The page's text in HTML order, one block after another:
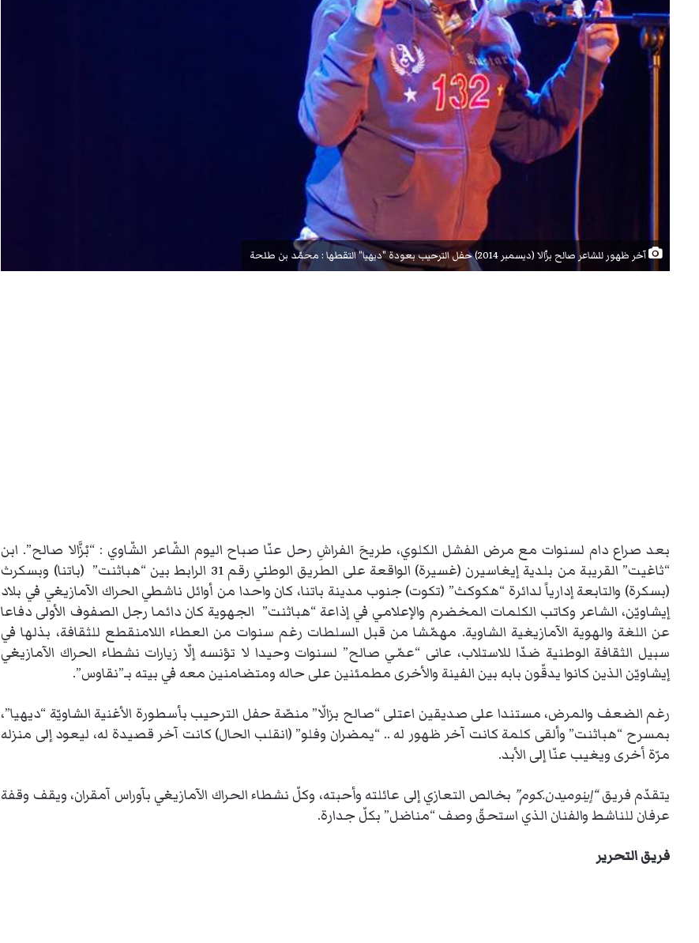
آخر ظهور للشاعر صالح بزّالا (ديسمبر 2014) حفل الترحيب بعودة "ديهيا" التقطها : محمّد بن طلحة
بعد صراع دام لسنوات مع مرض الفشل الكلوي، طريحَ الفراشِ رحل عنّا صباح اليوم الشّاعر الشّاوي : “بْزَّالا صالح”. ابن
“ثاغيت” القريبة من بلدية إيغاسيرن (غسيرة) الواقعة على الطريق الوطني رقم 31 الرابط بين “هباثنت” (باتنا) وبسكرث
(بسكرة) والتابعة إدارياً لدائرة “هكوكث” (تكوت) جنوب مدينة باتنا، كان واحدا من أوائل ناشطي الحراك الآمازيغي في بلاد
إيشاويّن، الشاعر وكاتب الكلمات المخضرم والإعلامي في إذاعة “هباثنت” الجهوية كان دائما رجل الصفوف الأولى دفاعا
عن اللغة والهوية الآمازيغية الشاوية. مهمّشا من قبل السلطات رغم سنوات من العطاء اللامنقطع للثقافة، بذلها في
سبيل الثقافة الوطنية ضدّا للاستلاب، عانى “عمّي صالح” لسنوات وحيدا لا تؤنسه إلّا زيارات نشطاء الحراك الآمازيغي
إيشاويّن الذين كانوا يدقّون بابه بين الفينة والأخرى مطمئنين على حاله ومتضامنين معه في بيته بـ”نقاوس”.
رغم الضعف والمرض، مستندا على صديقين اعتلى “صالح بزالّا” منصّة حفل الترحيب بأسطورة الأغنية الشاويّة “ديهيا”،
بمسرح “هباثنت” وألقى كلمة كانت آخر ظهور له .. “يمضران وفلو” (انقلب الحال) كانت آخر قصيدة له، ليعود إلى منزله
مرّة أخرى ويغيب عنّا إلى الأبد.
يتقدّم فريق“إينوميدن.كوم” بخالص التعازي إلى عائلته وأحبته، وكلّ نشطاء الحراك الآمازيغي بآوراس آمقران، ويقف وقفة
عرفان للناشط والفنان الذي استحقّ وصف “مناضل” بكلّ جدارة.
فريق التحرير